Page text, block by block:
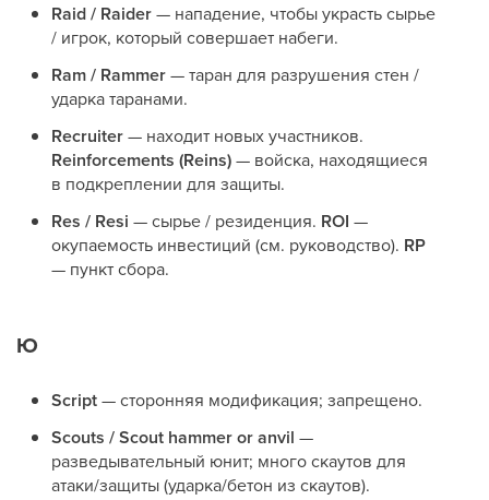
Raid / Raider— нападение, чтобы украсть сырье
/ игрок, который совершает набеги.
Ram / Rammer— таран для разрушения стен /
ударка таранами.
Recruiter— находит новых участников.
Reinforcements (Reins)— войска, находящиеся
в подкреплении для защиты.
Res / Resi — сырье / резиденция. ROI —
окупаемость инвестиций (см. руководство). RP
— пункт сбора.
Ю
Script— сторонняя модификация; запрещено.
Scouts / Scout hammer or anvil —
разведывательный юнит; много скаутов для
атаки/защиты (ударка/бетон из скаутов).